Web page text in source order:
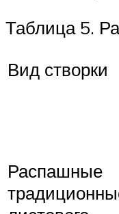
Таблица 5.
Вид створки
Распашные